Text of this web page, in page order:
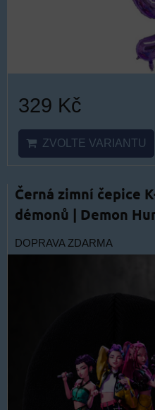
329 Kč
ZVOLTE VARIANTU
Černá zimní čepice
démonů | Demon
DOPRAVA ZDARMA